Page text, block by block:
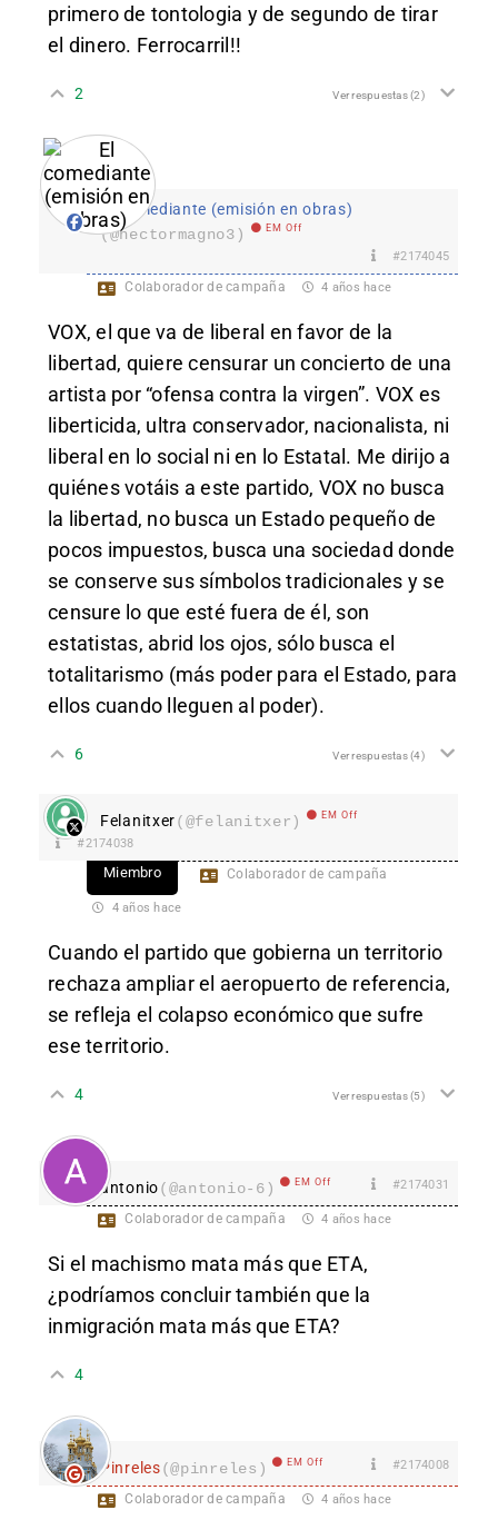
primero de tontologia y de segundo de tirar
el dinero. Ferrocarril!!
2 Ver respuestas(2)
El comediante (emisión en obras)
(@hectormagno3)
EM Off
#2174045
Colaborador de campaña 4 años hace
VOX, el que va de liberal en favor de la
libertad, quiere censurar un concierto de una
artista por “ofensa contra la virgen”. VOX es
liberticida, ultra conservador, nacionalista, ni
liberal en lo social ni en lo Estatal. Me dirijo a
quiénes votáis a este partido, VOX no busca
la libertad, no busca un Estado pequeño de
pocos impuestos, busca una sociedad donde
se conserve sus símbolos tradicionales y se
censure lo que esté fuera de él, son
estatistas, abrid los ojos, sólo busca el
totalitarismo (más poder para el Estado, para
ellos cuando lleguen al poder).
6 Ver respuestas(4)
Felanitxer(@felanitxer) EM Off
#2174038
Miembro Colaborador de campaña
4 años hace
Cuando el partido que gobierna un territorio
rechaza ampliar el aeropuerto de referencia,
se refleja el colapso económico que sufre
ese territorio.
4 Ver respuestas(5)
antonio(@antonio-6) EM Off #2174031
Colaborador de campaña 4 años hace
Si el machismo mata más que ETA,
¿podríamos concluir también que la
inmigración mata más que ETA?
4
Pinreles(@pinreles) EM Off #2174008
Colaborador de campaña 4 años hace